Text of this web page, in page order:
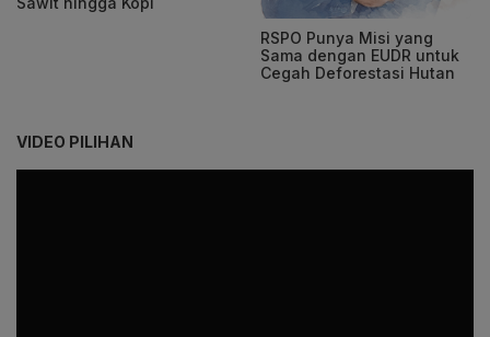
RSPO Punya Misi yang
Sama dengan EUDR untuk
Cegah Deforestasi Hutan
VIDEO PILIHAN